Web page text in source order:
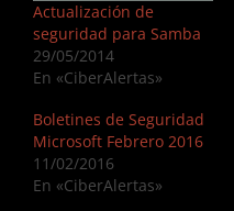
Actualización de
seguridad para Samba
29/05/2014
En «CiberAlertas»
Boletines de Seguridad
Microsoft Febrero 2016
11/02/2016
En «CiberAlertas»